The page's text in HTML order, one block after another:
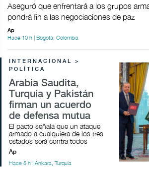
Aseguró que enfrentará a los grupos
pondrá fin a las negociaciones de paz
Ap
Hace 10 h | Bogotá, Colombia
INTERNACIONAL >
POLÍTICA
Arabia Saudita,
Turquía y Pakistán
firman un acuerdo
de defensa mutua
El pacto señala que un ataque
armado a cualquiera de los tres
estados será contra todos
Ap
Hace 5 h | Ankara, Turquía